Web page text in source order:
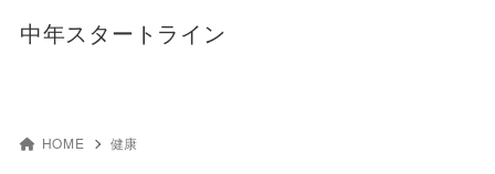
中年スタートライン
HOME 健康